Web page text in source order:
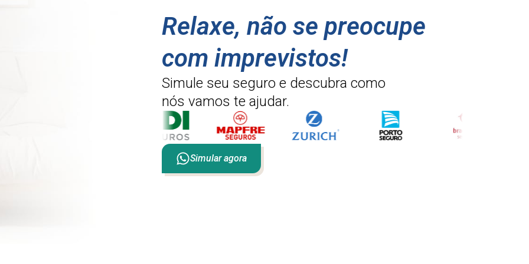
Relaxe, não se preocupe
com imprevistos!
Simule seu seguro e descubra como
nós vamos te ajudar.
Simular agora